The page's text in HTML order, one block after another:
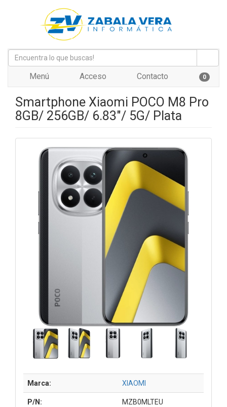
Menú Acceso Contacto 0
Smartphone Xiaomi POCO M8 Pro
8GB/ 256GB/ 6.83"/ 5G/ Plata
Marca: XIAOMI
P/N: MZB0MLTEU